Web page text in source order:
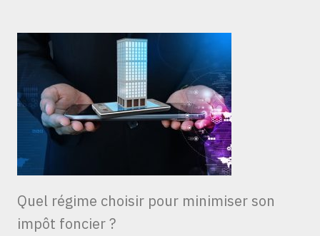
Quel régime choisir pour minimiser son
impôt foncier ?